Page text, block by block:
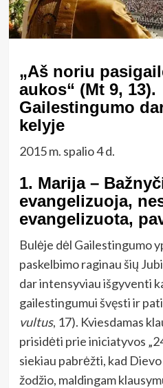
„Aš noriu
aukos“ (Mt 9, 13).
Gailestingumo
kelyje
2015 m. spalio 4 d.
1. Marija –
evangelizuoja,
evangelizuota,
Bulėje dėl Gailestingumo
paskelbimo raginau šių
dar intensyviau išgyventi
gailestingumui švęsti ir
vultus, 17). Kviesdamas
prisidėti prie iniciatyvos
siekiau pabrėžti, kad
žodžio, maldingam